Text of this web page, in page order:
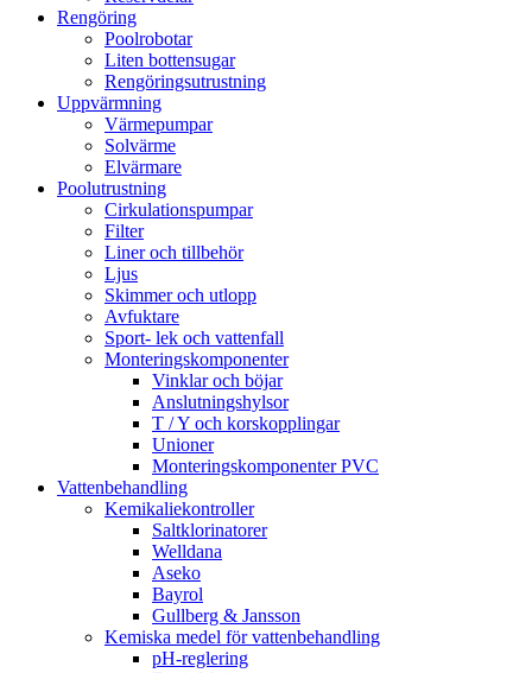
Rengöring
Poolrobotar
Liten bottensugar
Rengöringsutrustning
Uppvärmning
Värmepumpar
Solvärme
Elvärmare
Poolutrustning
Cirkulationspumpar
Filter
Liner och tillbehör
Ljus
Skimmer och utlopp
Avfuktare
Sport- lek och vattenfall
Monteringskomponenter
Vinklar och böjar
Anslutningshylsor
T / Y och korskopplingar
Unioner
Monteringskomponenter PVC
Vattenbehandling
Kemikaliekontroller
Saltklorinatorer
Welldana
Aseko
Bayrol
Gullberg & Jansson
Kemiska medel för vattenbehandling
pH-reglering